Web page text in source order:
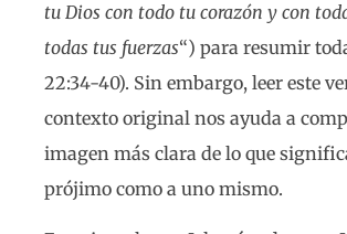
tu Dios con todo tu corazón y con
todas tus fuerzas“) para resumir
22:34-40). Sin embargo, leer este
contexto original nos ayuda a
imagen más clara de lo que
prójimo como a uno mismo.